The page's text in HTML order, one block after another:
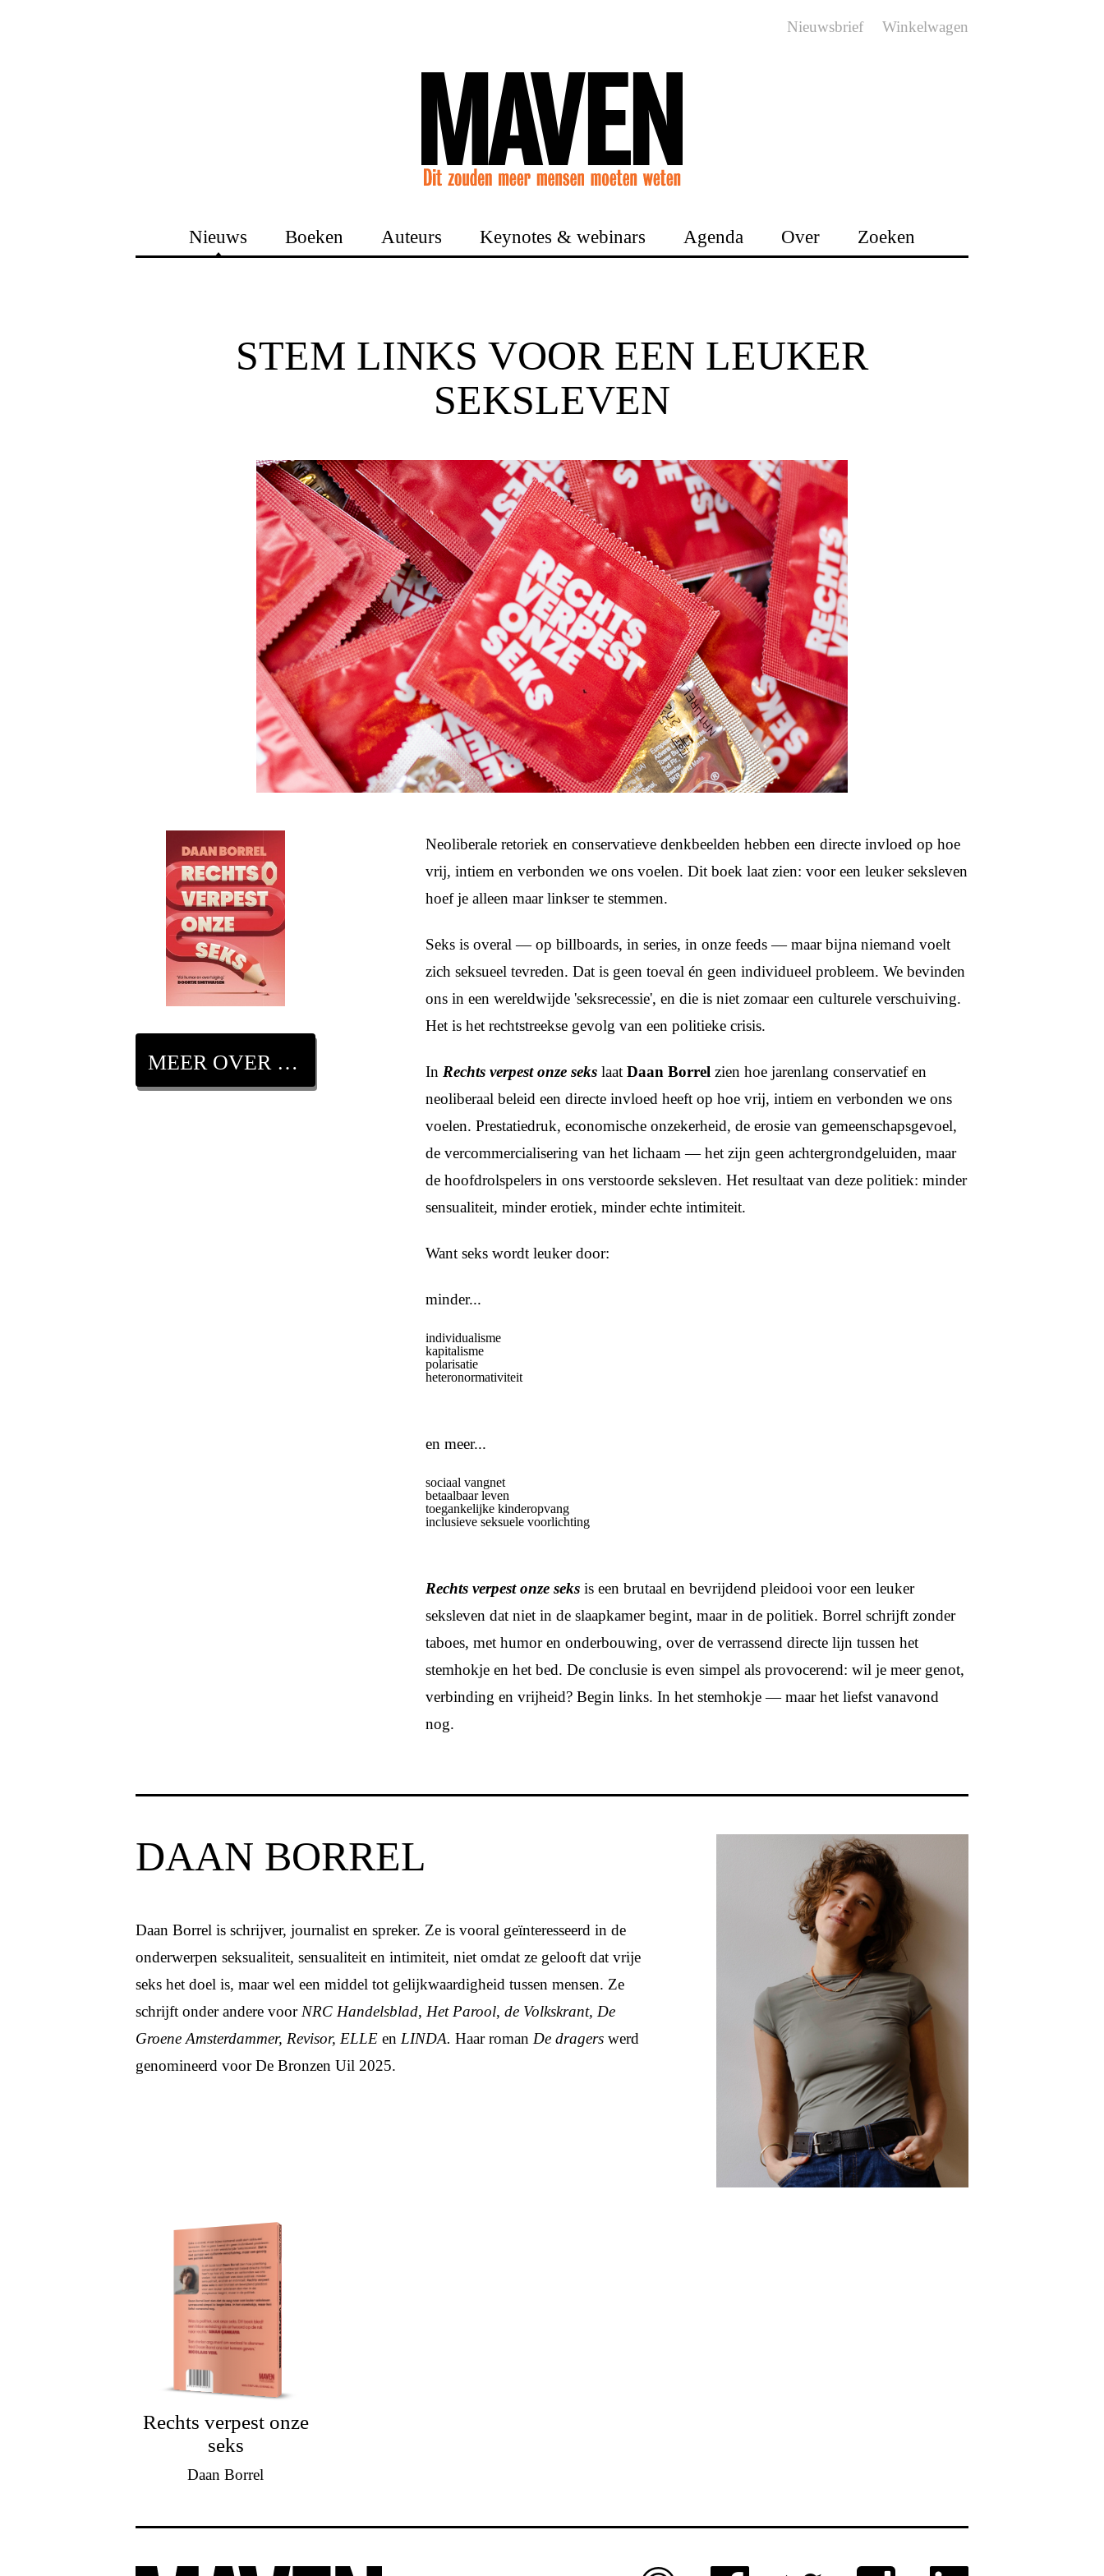
Nieuwsbrief Winkelwagen
Nieuws Boeken Auteurs Keynotes & webinars Agenda Over Zoeken
STEM LINKS VOOR EEN LEUKER
SEKSLEVEN
MEER OVER DIT BOEK
Neoliberale retoriek en conservatieve denkbeelden hebben een directe invloed op hoe
vrij, intiem en verbonden we ons voelen. Dit boek laat zien: voor een leuker seksleven
hoef je alleen maar linkser te stemmen.
Seks is overal — op billboards, in series, in onze feeds — maar bijna niemand voelt
zich seksueel tevreden. Dat is geen toeval én geen individueel probleem. We bevinden
ons in een wereldwijde 'seksrecessie', en die is niet zomaar een culturele verschuiving.
Het is het rechtstreekse gevolg van een politieke crisis.
In Rechts verpest onze seks laatDaan Borrel zien hoe jarenlang conservatief en
neoliberaal beleid een directe invloed heeft op hoe vrij, intiem en verbonden we ons
voelen. Prestatiedruk, economische onzekerheid, de erosie van gemeenschapsgevoel,
de vercommercialisering van het lichaam — het zijn geen achtergrondgeluiden, maar
de hoofdrolspelers in ons verstoorde seksleven. Het resultaat van deze politiek: minder
sensualiteit, minder erotiek, minder echte intimiteit.
Want seks wordt leuker door:
minder...
individualisme
kapitalisme
polarisatie
heteronormativiteit
en meer...
sociaal vangnet
betaalbaar leven
toegankelijke kinderopvang
inclusieve seksuele voorlichting
Rechts verpest onze seks is een brutaal en bevrijdend pleidooi voor een leuker
seksleven dat niet in de slaapkamer begint, maar in de politiek. Borrel schrijft zonder
taboes, met humor en onderbouwing, over de verrassend directe lijn tussen het
stemhokje en het bed. De conclusie is even simpel als provocerend: wil je meer genot,
verbinding en vrijheid? Begin links. In het stemhokje — maar het liefst vanavond
nog.
DAAN BORREL
Daan Borrel is schrijver, journalist en spreker. Ze is vooral geïnteresseerd in de
onderwerpen seksualiteit, sensualiteit en intimiteit, niet omdat ze gelooft dat vrije
seks het doel is, maar wel een middel tot gelijkwaardigheid tussen mensen. Ze
schrijft onder andere voor NRC Handelsblad, Het Parool, de Volkskrant, De
Groene Amsterdammer, Revisor, ELLE en LINDA. Haar roman De dragers werd
genomineerd voor De Bronzen Uil 2025.
Rechts verpest onze
seks
Daan Borrel